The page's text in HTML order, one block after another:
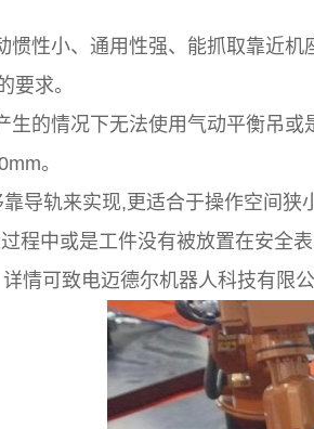
惯性小、通用性强、能抓取靠近
要求。
生的情况下无法使用气动平衡吊
。
导轨来实现,更适合于操作空间
程中或是工件没有被放置在安全
可致电迈德尔机器人科技有限公